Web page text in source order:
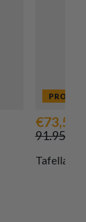
PROMO
€73,56